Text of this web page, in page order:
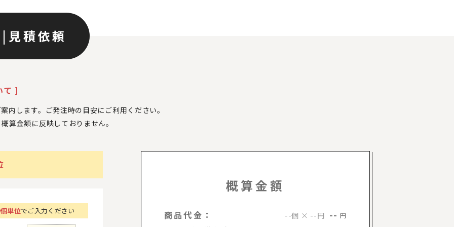
| 見積依頼
て ]
内します。ご発注時の目安にご利用ください。
概算金額に反映しておりません。
単位でご入力ください
概算金額
商品代金： --個 × --円 -- 円